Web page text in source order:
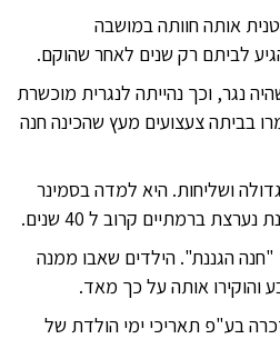
אותה חוותה במושבה
לביתם רק שנים לאחר שהוקם.
נגר, וכך נהייתה לנגרית מוכשרת
בביתה צעצועים מעץ שהכינה חנה
ושליחות. היא למדה בסמינר
ברמתיים קרוב ל 40 שנים.
הגננת". הילדים שאבו ממנה
אותה על כך מאד.
זכרה בע"פ תאריכי ימי הולדת של